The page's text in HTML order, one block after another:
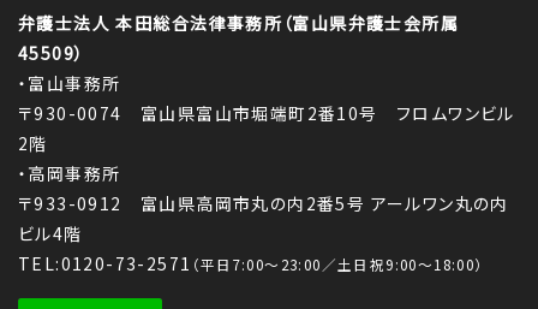
弁護士法人 本田総合法律事務所（富山県弁護士会所属
45509）
・富山事務所
〒930-0074 富山県富山市堀端町2番10号 フロムワンビル
2階
・高岡事務所
〒933-0912 富山県高岡市丸の内2番5号 アールワン丸の内
ビル4階
TEL:0120-73-2571 （平日7:00～23:00／土日祝9:00～18:00）